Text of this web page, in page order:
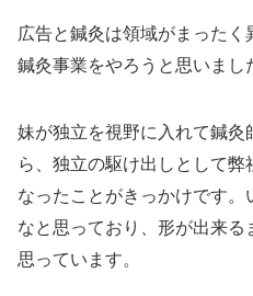
広告と鍼灸は領域がまった
鍼灸事業をやろうと思いまし
妹が独立を視野に入れて鍼
ら、独立の駆け出しとして
なったことがきっかけです
なと思っており、形が出来る
思っています。